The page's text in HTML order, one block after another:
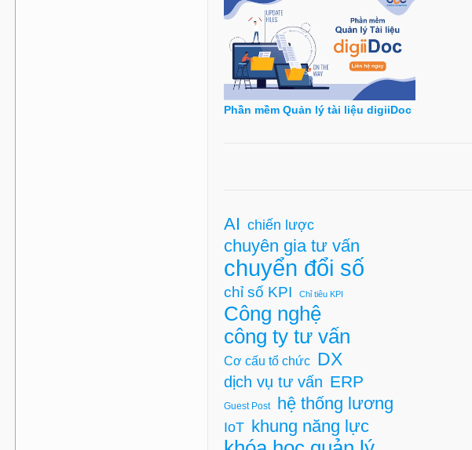
Phần mềm Quản lý tài liệu digiiDoc
AI chiến lược
chuyên gia tư vấn
chuyển đổi số
chỉ số KPI Chỉ tiêu KPI
Công nghệ
công ty tư vấn
Cơ cấu tổ chức DX
dịch vụ tư vấn ERP
Guest Post hệ thống lương
IoT khung năng lực